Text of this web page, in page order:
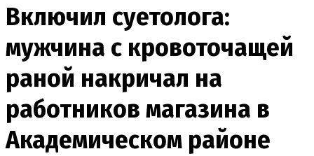
Включил суетолога:
мужчина с кровоточащей
раной накричал на
работников магазина в
Академическом районе